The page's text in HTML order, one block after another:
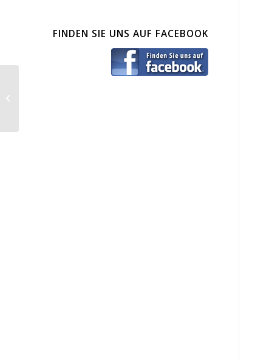
FINDEN SIE UNS AUF FACEBOOK